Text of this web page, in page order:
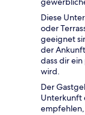
Diese
oder
geeignet
der
dass dir
wird.
Der
Unterkunft